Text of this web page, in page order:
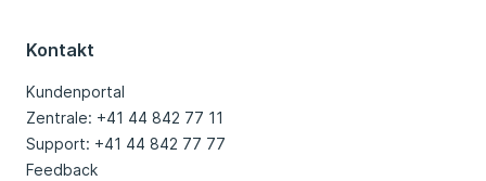
Kontakt
Kundenportal
Zentrale: +41 44 842 77 11
Support: +41 44 842 77 77
Feedback